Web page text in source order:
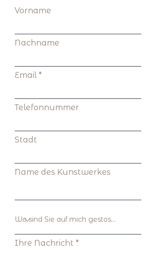
Vorname
Nachname
Email
Telefonnummer
Stadt
Name des Kunstwerkes
Ihre Nachricht